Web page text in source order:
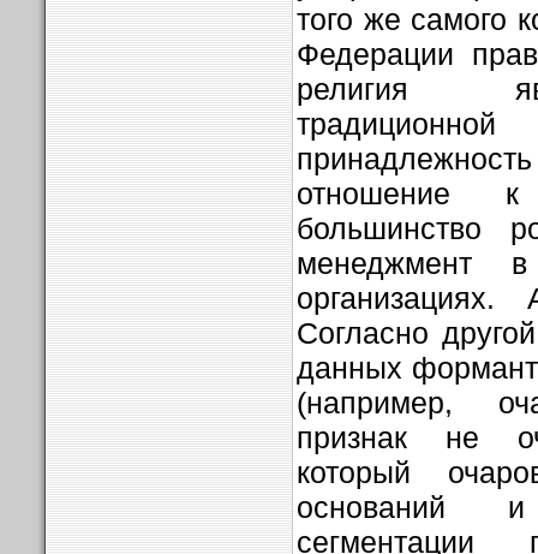
того же самого
Федерации
религия
отношение
большинство
менеджмент в
Согласно
данных
(например,
признак не
который
оснований
сегментации